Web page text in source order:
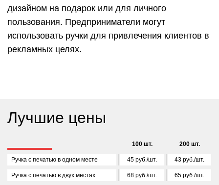
дизайном на подарок или для личного
пользования. Предприниматели могут
использовать ручки для привлечения клиентов в
рекламных целях.
Лучшие цены
100 шт. 200 шт.
Ручка с печатью в одном месте 45 руб./шт. 43 руб./шт.
Ручка с печатью в двух местах 68 руб./шт. 65 руб./шт.